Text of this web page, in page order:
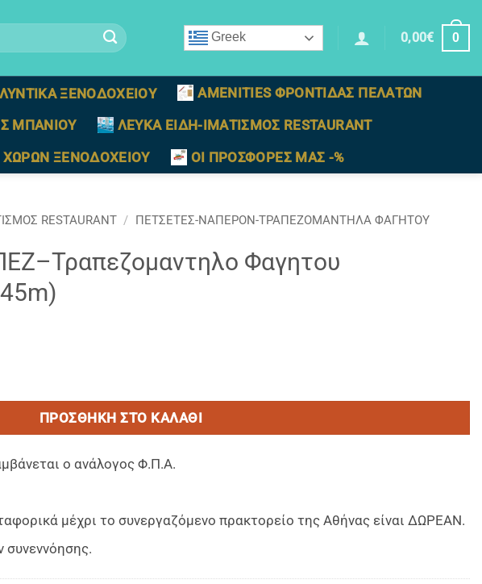
Greek 0,00€ 0
ΞΕΝΟΔΟΧΕΙΟΥ
AMENITIES ΦΡΟΝΤΙΔΑΣ ΠΕΛΑΤΩΝ
ΜΠΑΝΙΟΥ
ΛΕΥΚΑ ΕΙΔΗ-ΙΜΑΤΙΣΜΟΣ RESTAURANT
ΞΕΝΟΔΟΧΕΙΟΥ ΟΙ ΠΡΟΣΦΟΡΕΣ ΜΑΣ -%
RESTAURANT / ΠΕΤΣΕΤΕΣ-ΝΑΠΕΡΟΝ-ΤΡΑΠΕΖΟΜΑΝΤΗΛΑ ΦΑΓΗΤΟΥ
Φαγητου
Φαγητου Διαστασεις (1,45 x 1,45m) ποσότητα
ΠΡΟΣΘΉΚΗ ΣΤΟ ΚΑΛΆΘΙ
ο ανάλογος Φ.Π.Α.
μέχρι το συνεργαζόμενο πρακτορείο της Αθήνας είναι ΔΩΡΕΑΝ.
συνεννόησης.